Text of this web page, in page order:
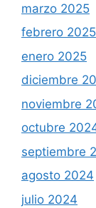
marzo 2025
febrero 2025
enero 2025
diciembre
noviembre
octubre
septiembre
agosto 2024
julio 2024